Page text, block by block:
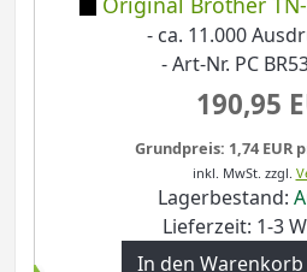
- ca. 11.000
- Art-Nr. PC
190,95
Grundpreis: 1,74 EUR
inkl. MwSt. zzgl.
Lagerbestand:
Lieferzeit: 1-3
In den Warenkorb